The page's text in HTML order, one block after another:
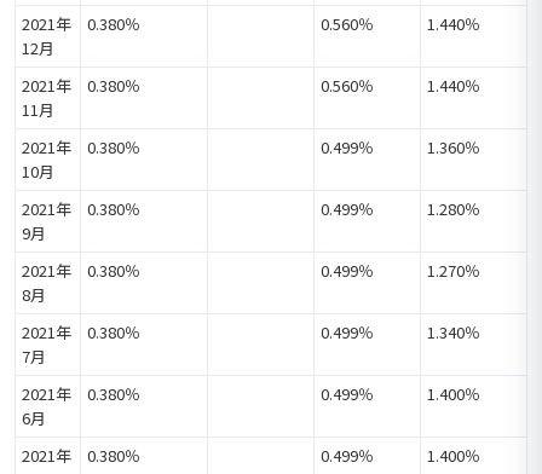
2021年
12月
0.380％ 0.560％ 1.440％
2021年
11月
0.380％ 0.560％ 1.440％
2021年
10月
0.380％ 0.499％ 1.360％
2021年
9月
0.380％ 0.499％ 1.280％
2021年
8月
0.380％ 0.499％ 1.270％
2021年
7月
0.380％ 0.499％ 1.340％
2021年
6月
0.380％ 0.499％ 1.400％
2021年
0.380％ 0.499％ 1.400％